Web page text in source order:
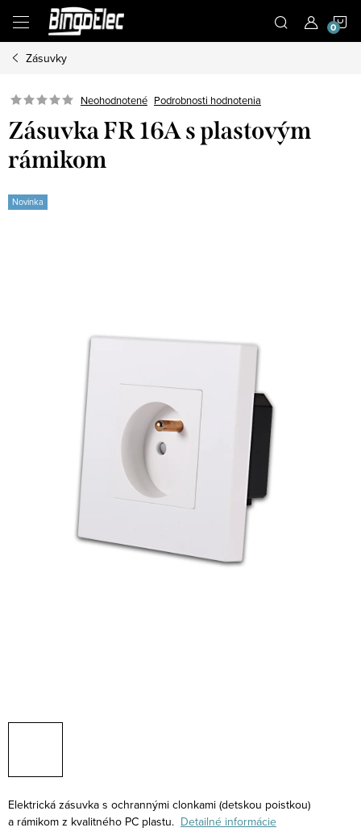
obsah
Zásuvky
Neohodnotené Podrobnosti hodnotenia
Zásuvka FR 16A s plastovým
rámikom
Novinka
Elektrická zásuvka s ochrannými clonkami (detskou poistkou)
a rámikom z kvalitného PC plastu. Detailné informácie